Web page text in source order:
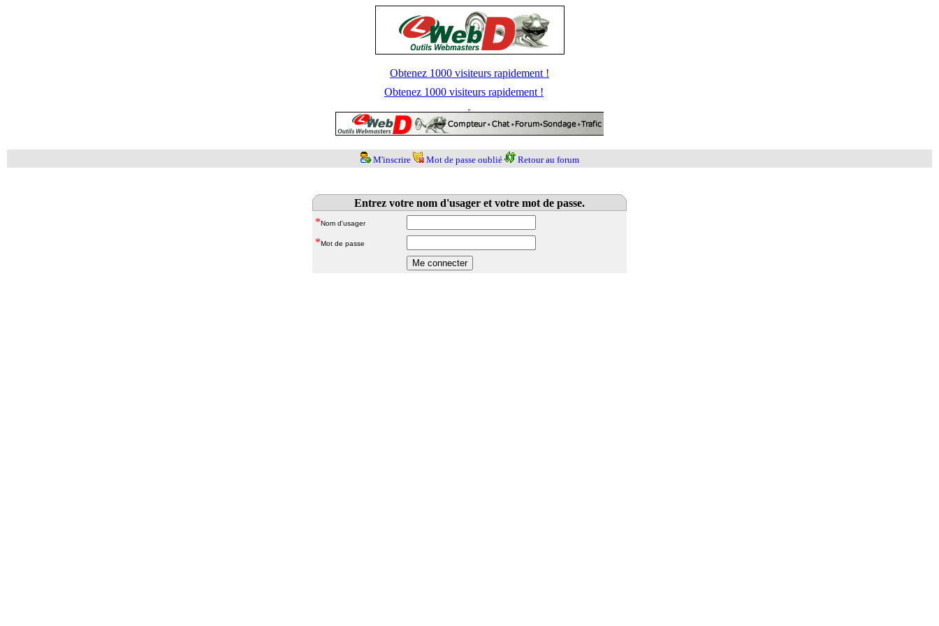
Obtenez 1000 visiteurs rapidement !
Obtenez 1000 visiteurs rapidement !
M'inscrire Mot de passe oublié Retour au forum
Entrez votre nom d'usager et votre mot de passe.
*Nom d'usager
*Mot de passe